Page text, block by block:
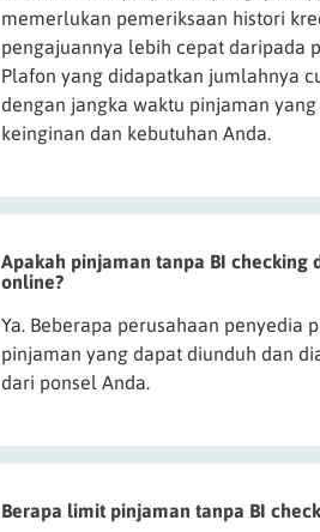
memerlukan pemeriksaan histori
pengajuannya lebih cepat daripada
Plafon yang didapatkan jumlahnya
dengan jangka waktu pinjaman
keinginan dan kebutuhan Anda.
Apakah pinjaman tanpa BI checking
online?
Ya. Beberapa perusahaan penyedia
pinjaman yang dapat diunduh dan
dari ponsel Anda.
Berapa limit pinjaman tanpa BI